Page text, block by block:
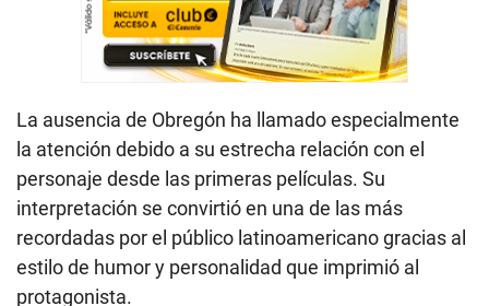
La ausencia de Obregón ha llamado especialmente
la atención debido a su estrecha relación con el
personaje desde las primeras películas. Su
interpretación se convirtió en una de las más
recordadas por el público latinoamericano gracias al
estilo de humor y personalidad que imprimió al
protagonista.